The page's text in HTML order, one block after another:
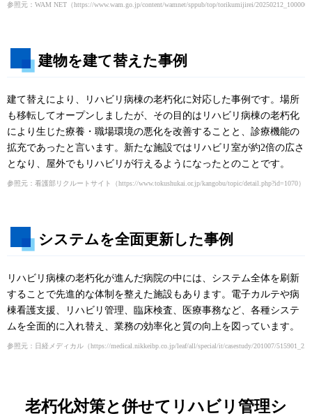
参照元：WAM NET （https://www.wam.go.jp/content/wamnet/sppub/top/torikumijirei/
建物を建て替えた事例
建て替えにより、リハビリ病棟の老朽化に対応した事例です。場所
も移転してオープンしましたが、その目的はリハビリ病棟の老朽化
により生じた療養・職場環境の悪化を改善することと、診療機能の
拡充であったと言います。新たな施設ではリハビリ室が約2倍の広さ
となり、屋外でもリハビリが行えるようになったとのことです。
参照元：看護部リクルートサイト （https://www.tokushukai.or.jp/kangobu/topic/detail.php?id=1070）
システムを全面更新した事例
リハビリ病棟の老朽化が進んだ病院の中には、システム全体を刷新
することで先進的な体制を整えた施設もあります。電子カルテや病
棟看護支援、リハビリ管理、臨床検査、医療事務など、各種システ
ムを全面的に入れ替え、業務の効率化と質の向上を図っています。
参照元：日経メディカル （https://medical.nikkeibp.co.jp/leaf/all/special/it/casestudy/201007/
老朽化対策と併せてリハビリ管理シ